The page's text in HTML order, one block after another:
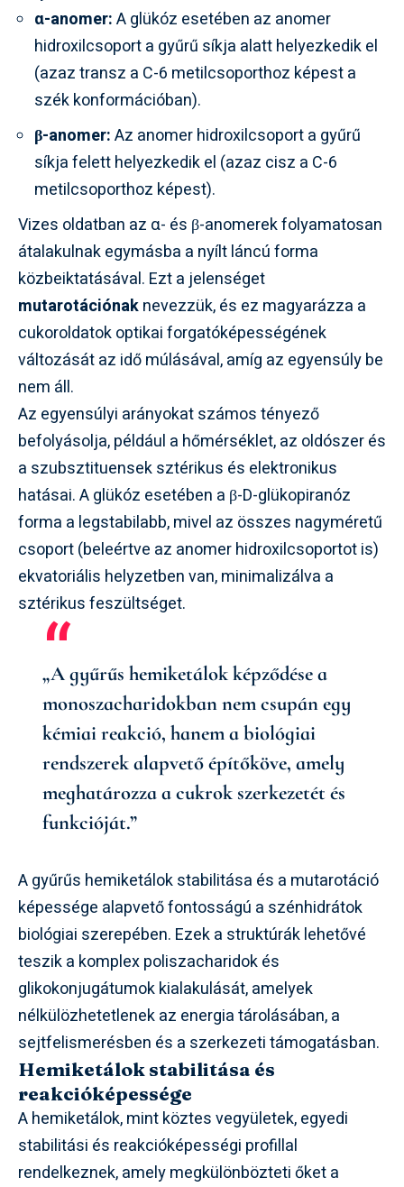
α-anomer:A glükóz esetében az anomer
hidroxilcsoport a gyűrű síkja alatt helyezkedik el
(azaz transz a C-6 metilcsoporthoz képest a
szék konformációban).
β-anomer:Az anomer hidroxilcsoport a gyűrű
síkja felett helyezkedik el (azaz cisz a C-6
metilcsoporthoz képest).
Vizes oldatban az α- és β-anomerek folyamatosan
átalakulnak egymásba a nyílt láncú forma
közbeiktatásával. Ezt a jelenséget
mutarotációnaknevezzük, és ez magyarázza a
cukoroldatok optikai forgatóképességének
változását az idő múlásával, amíg az egyensúly be
nem áll.
Az egyensúlyi arányokat számos tényező
befolyásolja, például a hőmérséklet, az oldószer és
a szubsztituensek sztérikus és elektronikus
hatásai. A glükóz esetében a β-D-glükopiranóz
forma a legstabilabb, mivel az összes nagyméretű
csoport (beleértve az anomer hidroxilcsoportot is)
ekvatoriális helyzetben van, minimalizálva a
sztérikus feszültséget.
„A gyűrűs hemiketálok képződése a
monoszacharidokban nem csupán egy
kémiai reakció, hanem a biológiai
rendszerek alapvető építőköve, amely
meghatározza a cukrok szerkezetét és
funkcióját.”
A gyűrűs hemiketálok stabilitása és a mutarotáció
képessége alapvető fontosságú a szénhidrátok
biológiai szerepében. Ezek a struktúrák lehetővé
teszik a komplex poliszacharidok és
glikokonjugátumok kialakulását, amelyek
nélkülözhetetlenek az energia tárolásában, a
sejtfelismerésben és a szerkezeti támogatásban.
Hemiketálok stabilitása és
reakcióképessége
A hemiketálok, mint köztes vegyületek, egyedi
stabilitási és reakcióképességi profillal
rendelkeznek, amely megkülönbözteti őket a